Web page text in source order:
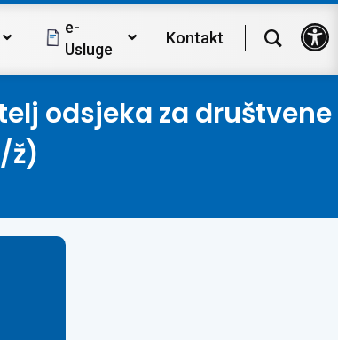
e-
Usluge
Kontakt
odsjeka za društvene
ž)